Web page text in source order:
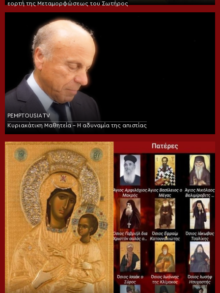
εορτή της Μεταμορφώσεως του Σωτήρος
PEMPTOUSIA TV
Κυριακάτικη Μαθητεία – Η αδυναμία της απιστίας